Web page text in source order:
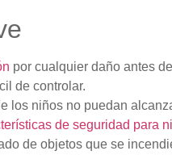
por cualquier daño antes
de controlar.
los niños no puedan
de seguridad para
de objetos que se